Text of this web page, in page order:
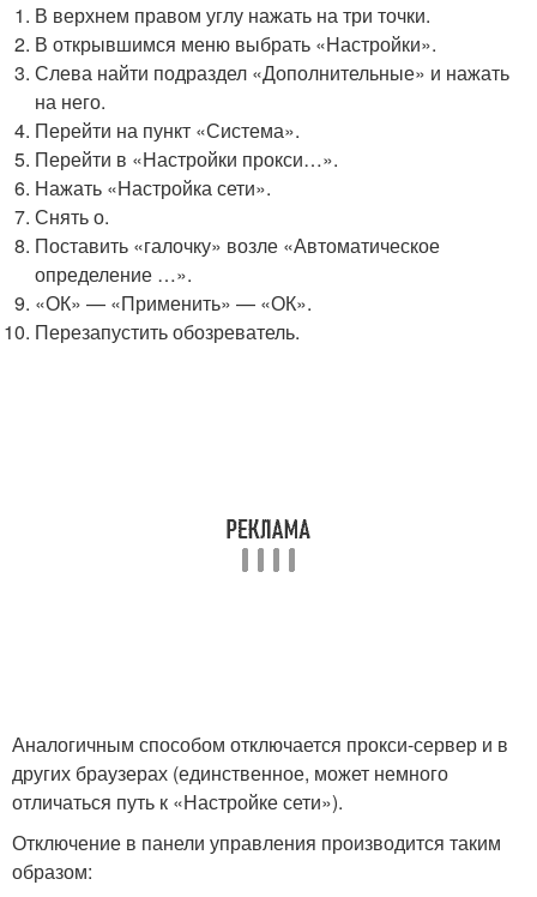
В верхнем правом углу нажать на три точки.
В открывшимся меню выбрать «Настройки».
Слева найти подраздел «Дополнительные» и нажать
на него.
Перейти на пункт «Система».
Перейти в «Настройки прокси…».
Нажать «Настройка сети».
Снять о.
Поставить «галочку» возле «Автоматическое
определение …».
«ОК» — «Применить» — «ОК».
Перезапустить обозреватель.
Аналогичным способом отключается прокси-сервер и в
других браузерах (единственное, может немного
отличаться путь к «Настройке сети»).
Отключение в панели управления производится таким
образом: